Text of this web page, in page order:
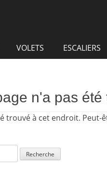
VOLETS ESCALIERS
n'a pas été
trouvé à cet endroit. Peut-